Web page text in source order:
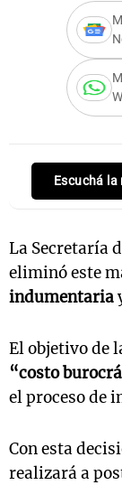
Escuchá la
La Secretaría
eliminó este
indumentaria
El objetivo de
“costo
el proceso de
Con esta
realizará a